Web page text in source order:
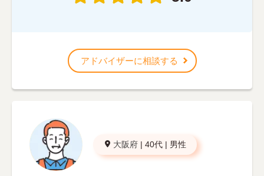
アドバイザーに相談する
大阪府 | 40代 | 男性